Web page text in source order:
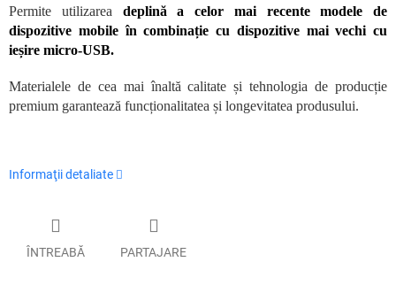
Permite utilizarea deplină a celor mai recente modele de
dispozitive mobile în combinație cu dispozitive mai vechi cu
ieșire micro-USB.
Materialele de cea mai înaltă calitate și tehnologia de producție
premium garantează funcționalitatea și longevitatea produsului.
Informaţii detaliate
ÎNTREABĂ PARTAJARE